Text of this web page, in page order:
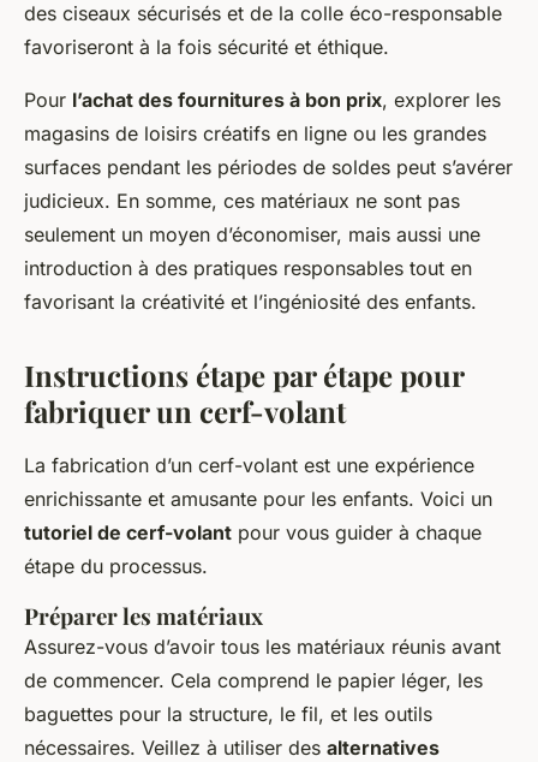
des ciseaux sécurisés et de la colle éco-responsable
favoriseront à la fois sécurité et éthique.
Pour l’achat des fournitures à bon prix, explorer les
magasins de loisirs créatifs en ligne ou les grandes
surfaces pendant les périodes de soldes peut s’avérer
judicieux. En somme, ces matériaux ne sont pas
seulement un moyen d’économiser, mais aussi une
introduction à des pratiques responsables tout en
favorisant la créativité et l’ingéniosité des enfants.
Instructions étape par étape pour
fabriquer un cerf-volant
La fabrication d’un cerf-volant est une expérience
enrichissante et amusante pour les enfants. Voici un
tutoriel de cerf-volant pour vous guider à chaque
étape du processus.
Préparer les matériaux
Assurez-vous d’avoir tous les matériaux réunis avant
de commencer. Cela comprend le papier léger, les
baguettes pour la structure, le fil, et les outils
nécessaires. Veillez à utiliser des alternatives